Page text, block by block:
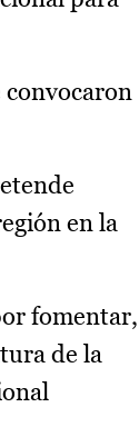
convocaron
en la
fomentar,
de la